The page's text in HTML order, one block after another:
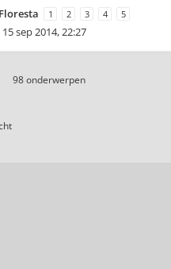
1 2 3 4 5
sep 2014, 22:27
98 onderwerpen